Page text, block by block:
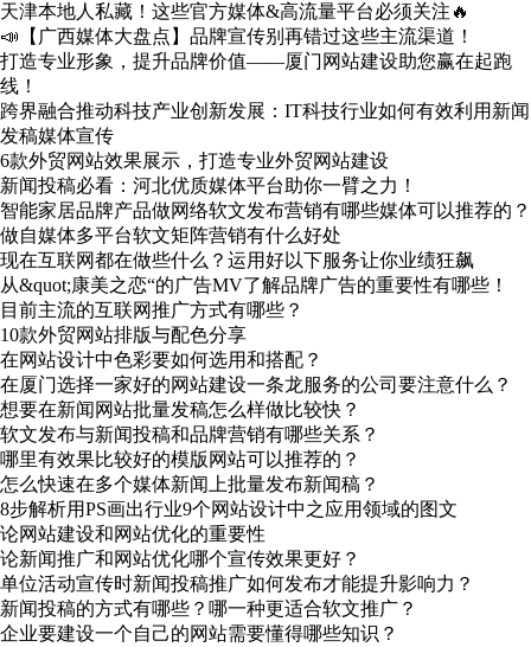
天津本地人私藏！这些官方媒体&高流量平台必须关注🔥
📣【广西媒体大盘点】品牌宣传别再错过这些主流渠道！
打造专业形象，提升品牌价值——厦门网站建设助您赢在起跑
线！
跨界融合推动科技产业创新发展：IT科技行业如何有效利用新闻
发稿媒体宣传
6款外贸网站效果展示，打造专业外贸网站建设
新闻投稿必看：河北优质媒体平台助你一臂之力！
智能家居品牌产品做网络软文发布营销有哪些媒体可以推荐的？
做自媒体多平台软文矩阵营销有什么好处
现在互联网都在做些什么？运用好以下服务让你业绩狂飙
从&quot;康美之恋“的广告MV了解品牌广告的重要性有哪些！
目前主流的互联网推广方式有哪些？
10款外贸网站排版与配色分享
在网站设计中色彩要如何选用和搭配？
在厦门选择一家好的网站建设一条龙服务的公司要注意什么？
想要在新闻网站批量发稿怎么样做比较快？
软文发布与新闻投稿和品牌营销有哪些关系？
哪里有效果比较好的模版网站可以推荐的？
怎么快速在多个媒体新闻上批量发布新闻稿？
8步解析用PS画出行业9个网站设计中之应用领域的图文
论网站建设和网站优化的重要性
论新闻推广和网站优化哪个宣传效果更好？
单位活动宣传时新闻投稿推广如何发布才能提升影响力？
新闻投稿的方式有哪些？哪一种更适合软文推广？
企业要建设一个自己的网站需要懂得哪些知识？